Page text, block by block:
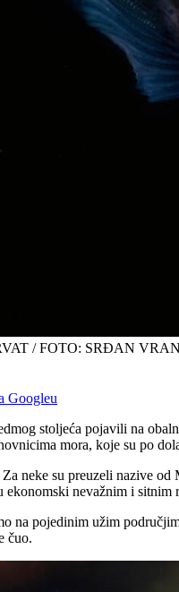
/ FOTO: SRĐAN
Googleu
stoljeća pojavili na
mora, koje su po
neke su preuzeli nazive
nevažnim i
na pojedinim užim
čuo.